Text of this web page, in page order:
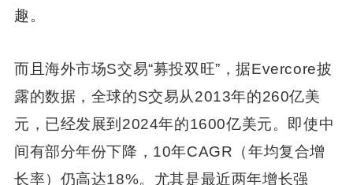
趣。
而且海外市场S交易“募投双旺”，据Evercore披
露的数据，全球的S交易从2013年的260亿美
元，已经发展到2024年的1600亿美元。即使中
间有部分年份下降，10年CAGR（年均复合增
长率）仍高达18%。尤其是最近两年增长强